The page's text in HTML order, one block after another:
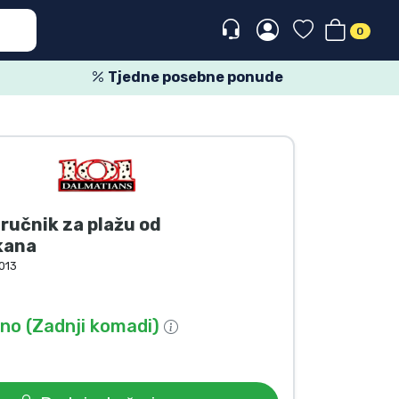
0
Tjedne posebne ponude
za plažu od
(Zadnji komadi)